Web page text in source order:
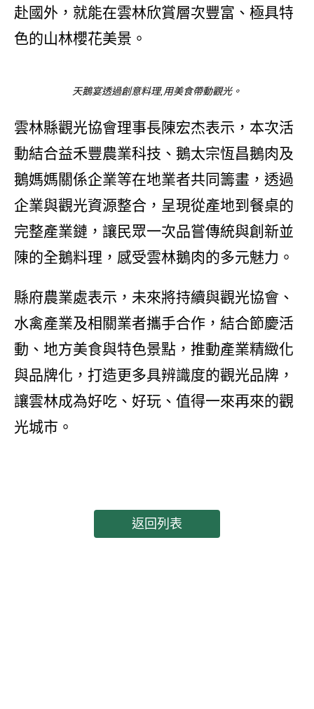
赴國外，就能在雲林欣賞層次豐富、極具特
色的山林櫻花美景。
天鵝宴透過創意料理,用美食帶動觀光。
雲林縣觀光協會理事長陳宏杰表示，本次活
動結合益禾豐農業科技、鵝太宗恆昌鵝肉及
鵝媽媽關係企業等在地業者共同籌畫，透過
企業與觀光資源整合，呈現從產地到餐桌的
完整產業鏈，讓民眾一次品嘗傳統與創新並
陳的全鵝料理，感受雲林鵝肉的多元魅力。
縣府農業處表示，未來將持續與觀光協會、
水禽產業及相關業者攜手合作，結合節慶活
動、地方美食與特色景點，推動產業精緻化
與品牌化，打造更多具辨識度的觀光品牌，
讓雲林成為好吃、好玩、值得一來再來的觀
光城市。
返回列表